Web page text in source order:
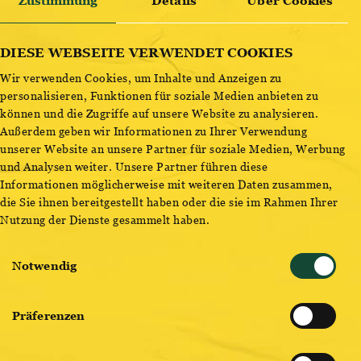
LEIDENSCHAFTLICHE BIERMENSCHEN ALS
GEMEINSCHAFT VEREINT. 💛
Um unserem Fanclub beizutreten, fülle bitte
untenstehendes Formularaus. Abonniere außerdem
unserenWhatsApp Kanal, um alle bierigen News rund um
den YHC aus deiner Brauerei der Herzen zu erhalten.
DIESE WEBSEITE VERWENDET COOKIES
Wir verwenden Cookies, um Inhalte und Anzeigen zu
personalisieren, Funktionen für soziale Medien anbieten zu
können und die Zugriffe auf unsere Website zu analysieren.
Außerdem geben wir Informationen zu Ihrer Verwendung
unserer Website an unsere Partner für soziale Medien, Werbung
und Analysen weiter. Unsere Partner führen diese
Informationen möglicherweise mit weiteren Daten zusammen,
die Sie ihnen bereitgestellt haben oder die sie im Rahmen Ihrer
Nutzung der Dienste gesammelt haben.
Notwendig
Präferenzen